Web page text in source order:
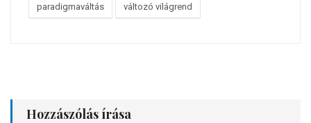
paradigmaváltás változó világrend
Hozzászólás írása